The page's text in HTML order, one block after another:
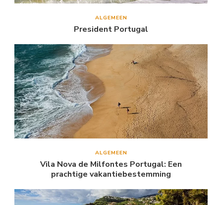
ALGEMEEN
President Portugal
ALGEMEEN
Vila Nova de Milfontes Portugal: Een
prachtige vakantiebestemming